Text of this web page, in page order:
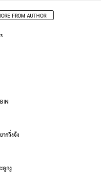
FROM AUTHOR
กวิ่งจัง
ดูกงู